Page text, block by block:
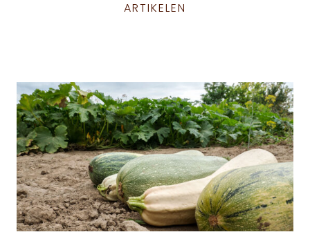
ARTIKELEN